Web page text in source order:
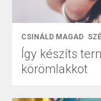
CSINÁLD MAGAD
Így készíts
körömlakkot